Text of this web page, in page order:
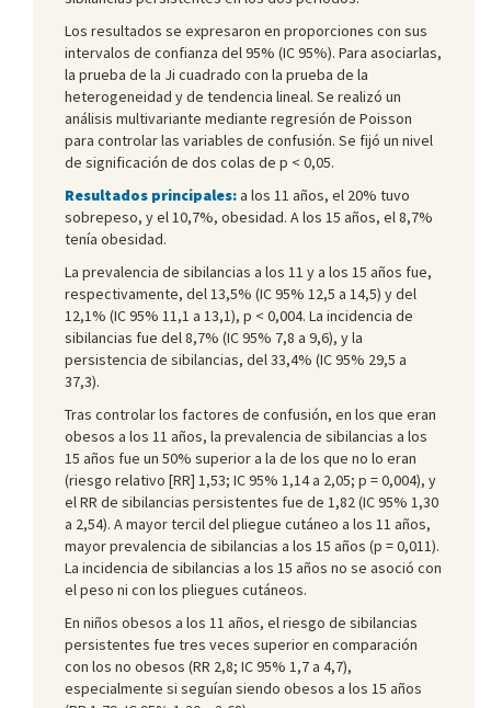
Los resultados se expresaron en proporciones con sus
intervalos de confianza del 95% (IC 95%). Para asociarlas,
la prueba de la Ji cuadrado con la prueba de la
heterogeneidad y de tendencia lineal. Se realizó un
análisis multivariante mediante regresión de Poisson
para controlar las variables de confusión. Se fijó un nivel
de significación de dos colas de p < 0,05.
Resultados principales:a los 11 años, el 20% tuvo
sobrepeso, y el 10,7%, obesidad. A los 15 años, el 8,7%
tenía obesidad.
La prevalencia de sibilancias a los 11 y a los 15 años fue,
respectivamente, del 13,5% (IC 95% 12,5 a 14,5) y del
12,1% (IC 95% 11,1 a 13,1), p < 0,004. La incidencia de
sibilancias fue del 8,7% (IC 95% 7,8 a 9,6), y la
persistencia de sibilancias, del 33,4% (IC 95% 29,5 a
37,3).
Tras controlar los factores de confusión, en los que eran
obesos a los 11 años, la prevalencia de sibilancias a los
15 años fue un 50% superior a la de los que no lo eran
(riesgo relativo [RR] 1,53; IC 95% 1,14 a 2,05; p = 0,004), y
el RR de sibilancias persistentes fue de 1,82 (IC 95% 1,30
a 2,54). A mayor tercil del pliegue cutáneo a los 11 años,
mayor prevalencia de sibilancias a los 15 años (p = 0,011).
La incidencia de sibilancias a los 15 años no se asoció con
el peso ni con los pliegues cutáneos.
En niños obesos a los 11 años, el riesgo de sibilancias
persistentes fue tres veces superior en comparación
con los no obesos (RR 2,8; IC 95% 1,7 a 4,7),
especialmente si seguían siendo obesos a los 15 años